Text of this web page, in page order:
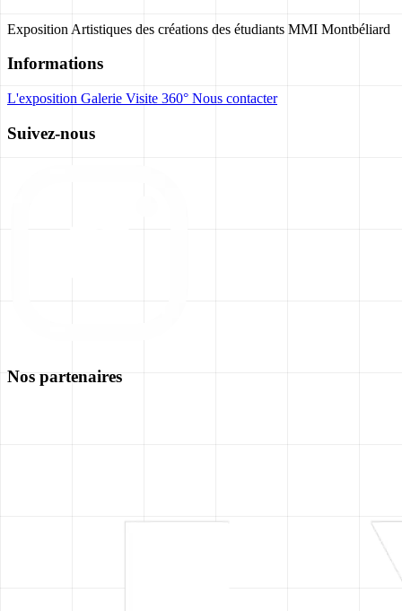
Exposition Artistiques des créations des étudiants MMI Montbéliard
Informations
L'exposition Galerie Visite 360° Nous contacter
Suivez-nous
Nos partenaires